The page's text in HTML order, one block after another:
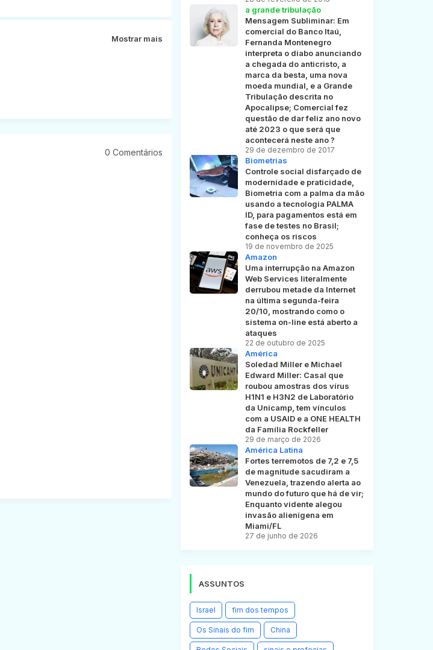
Mostrar mais
0 Comentários
a grande tribulação
Mensagem Subliminar: Em
comercial do Banco Itaú,
Fernanda Montenegro
interpreta o diabo anunciando
a chegada do anticristo, a
marca da besta, uma nova
moeda mundial, e a Grande
Tribulação descrita no
Apocalipse; Comercial fez
questão de dar feliz ano novo
até 2023 o que será que
acontecerá neste ano ?
29 de dezembro de 2017
Biometrias
Controle social disfarçado de
modernidade e praticidade,
Biometria com a palma da mão
usando a tecnologia PALMA
ID, para pagamentos está em
fase de testes no Brasil;
conheça os riscos
19 de novembro de 2025
Amazon
Uma interrupção na Amazon
Web Services literalmente
derrubou metade da Internet
na última segunda-feira
20/10, mostrando como o
sistema on-line está aberto a
ataques
22 de outubro de 2025
América
Soledad Miller e Michael
Edward Miller: Casal que
roubou amostras dos vírus
H1N1 e H3N2 de Laboratório
da Unicamp, tem vínculos
com a USAID e a ONE HEALTH
da Família Rockfeller
29 de março de 2026
América Latina
Fortes terremotos de 7,2 e 7,5
de magnitude sacudiram a
Venezuela, trazendo alerta ao
mundo do futuro que há de vir;
Enquanto vidente alegou
invasão alienígena em
Miami/FL
27 de junho de 2026
ASSUNTOS
Israel fim dos tempos
Os Sinais do fim China